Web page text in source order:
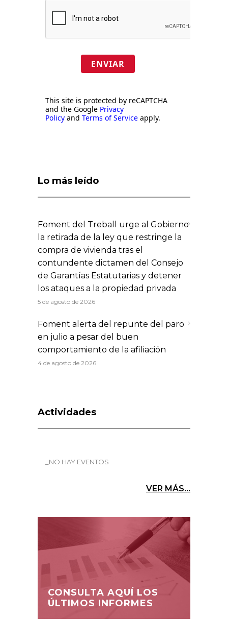
ENVIAR
This site is protected by reCAPTCHA
and the Google Privacy
Policy and Terms of Service apply.
Lo más leído
Foment del Treball urge al Gobierno
la retirada de la ley que restringe la
compra de vivienda tras el
contundente dictamen del Consejo
de Garantías Estatutarias y detener
los ataques a la propiedad privada
5 de agosto de 2026
Foment alerta del repunte del paro
en julio a pesar del buen
comportamiento de la afiliación
4 de agosto de 2026
Actividades
_NO HAY EVENTOS
VER MÁS...
CONSULTA AQUÍ LOS
ÚLTIMOS INFORMES